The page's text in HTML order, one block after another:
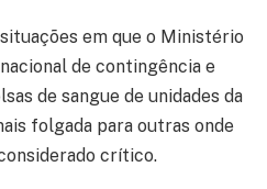
em que o Ministério
de contingência e
de sangue de unidades da
folgada para outras onde
crítico.